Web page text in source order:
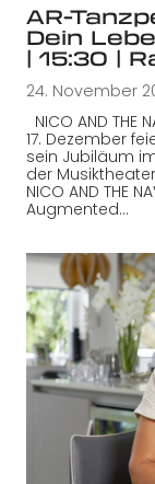
AR-
Dein
| 15:30 |
24. November
NICO AND
17. Dezember
sein Jubiläum
der
NICO AND THE
Augmented…